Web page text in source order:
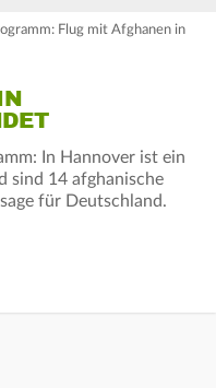
Flug mit Afghanen in
In Hannover ist ein
sind 14 afghanische
für Deutschland.